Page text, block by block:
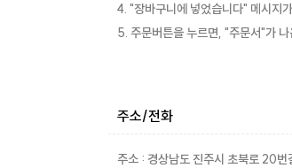
4. "장바구니에 넣었습니다" 메시지
5. 주문버튼을 누르면, "주문서"가
주소/전화
주소 : 경상남도 진주시 초북로 20